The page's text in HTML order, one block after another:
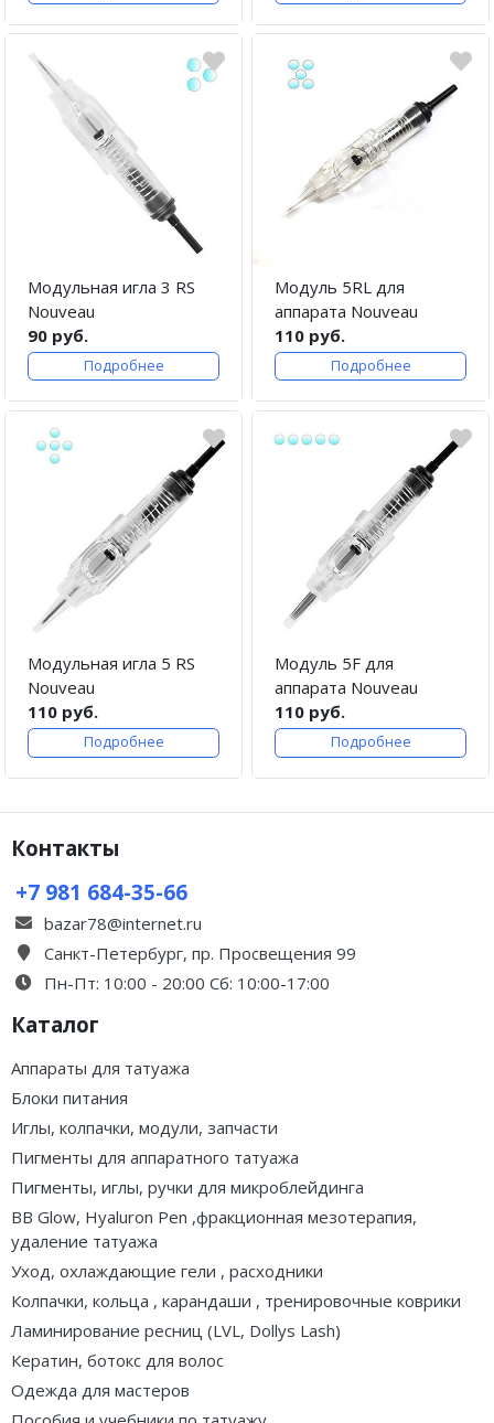
Модульная игла 3 RS
Nouveau
90 руб.
Подробнее
Модуль 5RL для
аппарата Nouveau
110 руб.
Подробнее
Модульная игла 5 RS
Nouveau
110 руб.
Подробнее
Модуль 5F для
аппарата Nouveau
110 руб.
Подробнее
Контакты
+7 981 684-35-66
bazar78@internet.ru
Санкт-Петербург, пр. Просвещения 99
Пн-Пт: 10:00 - 20:00 Сб: 10:00-17:00
Каталог
Аппараты для татуажа
Блоки питания
Иглы, колпачки, модули, запчасти
Пигменты для аппаратного татуажа
Пигменты, иглы, ручки для микроблейдинга
BB Glow, Hyaluron Pen ,фракционная мезотерапия,
удаление татуажа
Уход, охлаждающие гели , расходники
Колпачки, кольца , карандаши , тренировочные коврики
Ламинирование ресниц (LVL, Dollys Lash)
Кератин, ботокс для волос
Одежда для мастеров